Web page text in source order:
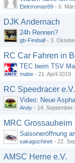
Elektroman99 - 6.
DJK Andernach
24h Rennen?
gb-Fireball - 3.
RC Car Fahren in
TEC beim TSV
mabe - 21. April 2019
RC Speedracer
Video: Neue
Andy - 14. September
MRC Grossauheim
Saisoneröffnung
sakaguchinet - 22.
AMSC Herne e.V.